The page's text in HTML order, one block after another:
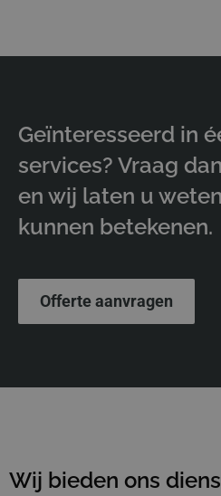
Geïnteresseerd in
services? Vraag
en wij laten u
kunnen betekenen.
Offerte aanvragen
Wij bieden ons